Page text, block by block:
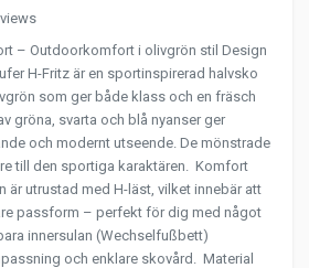
– Outdoorkomfort i olivgrön stil Design
H-Fritz är en sportinspirerad halvsko
som ger både klass och en fräsch
gröna, svarta och blå nyanser ger
och modernt utseende. De mönstrade
till den sportiga karaktären. Komfort
är utrustad med H-läst, vilket innebär att
passform – perfekt för dig med något
innersulan (Wechselfußbett)
och enklare skovård. Material